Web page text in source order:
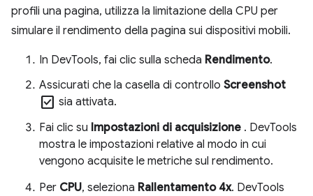
profili una pagina, utilizza la limitazione della CPU per
simulare il rendimento della pagina sui dispositivi mobili.
In DevTools, fai clic sulla scheda Rendimento.
Assicurati che la casella di controllo Screenshot
check_box sia attivata.
Fai clic su Impostazioni di acquisizione . DevTools
mostra le impostazioni relative al modo in cui
vengono acquisite le metriche sul rendimento.
Per CPU, seleziona Rallentamento 4x. DevTools